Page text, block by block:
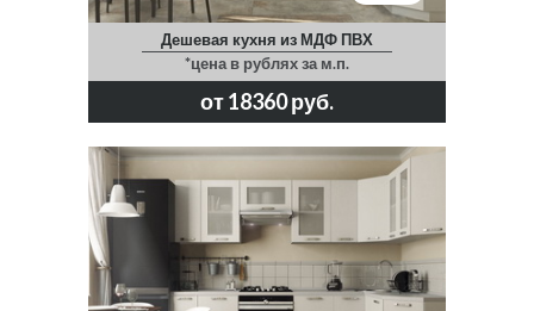
Дешевая кухня из МДФ ПВХ
*цена в рублях за м.п.
от 18360 руб.